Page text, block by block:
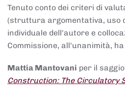
Tenuto conto dei criteri di
(struttura argomentativa, uso
individuale dell'autore e
Commissione, all'unanimità,
Mattia Mantovani per il saggio
Construction: The Circulatory